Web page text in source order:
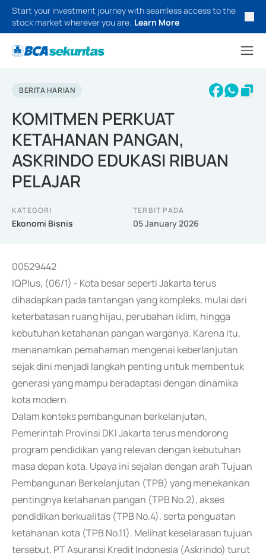
Start your investment journey with seamless access to the
stock market wherever you are. Learn More
BERITA HARIAN
KOMITMEN PERKUAT
KETAHANAN PANGAN,
ASKRINDO EDUKASI RIBUAN
PELAJAR
KATEGORI
Ekonomi Bisnis
TERBIT PADA
05 January 2026
00529442
IQPlus, (06/1) - Kota besar seperti Jakarta terus
dihadapkan pada tantangan yang kompleks, mulai dari
keterbatasan ruang hijau, perubahan iklim, hingga
kebutuhan ketahanan pangan warganya. Karena itu,
menanamkan pemahaman mengenai keberlanjutan
sejak dini menjadi langkah penting untuk membentuk
generasi yang mampu beradaptasi dengan dinamika
kota modern.
Dalam konteks pembangunan berkelanjutan,
Pemerintah Provinsi DKI Jakarta terus mendorong
program pendidikan yang relevan dengan kebutuhan
masa depan kota. Upaya ini sejalan dengan arah Tujuan
Pembangunan Berkelanjutan (TPB) yang menekankan
pentingnya ketahanan pangan (TPB No.2), akses
pendidikan berkualitas (TPB No.4), serta penguatan
ketahanan kota (TPB No.11). Melihat keselarasan tujuan
tersebut, PT Asuransi Kredit Indonesia (Askrindo) turut